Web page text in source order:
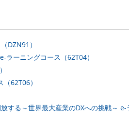
DZN91）
ラーニングコース（62T04）
62T06）
る～世界最大産業のDXへの挑戦～ e-